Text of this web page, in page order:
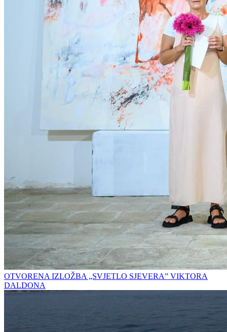
OTVORENA IZLOŽBA „SVJETLO SJEVERA” VIKTORA
DALDONA